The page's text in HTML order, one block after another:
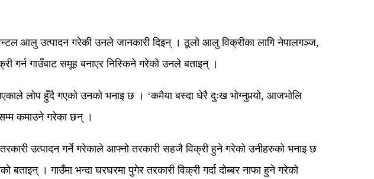
आलु उत्पादन गरेकी उनले जानकारी दिइन् । ठूलो आलु विक्रीका लागि नेपालगञ्ज,
गर्न गाउँबाट समूह बनाएर निस्किने गरेको उनले बताइन् ।
लोप हुँदै गएको उनको भनाइ छ । ‘कमैया बस्दा धेरै दुःख भोग्नुपर्‍यो, आजभोलि
कमाउने गरेका छन् ।
उत्पादन गर्ने गरेकाले आफ्नो तरकारी सहजै विक्री हुने गरेको उनीहरुको भनाइ छ
। गाउँमा भन्दा घरघरमा पुगेर तरकारी विक्री गर्दा दोब्बर नाफा हुने गरेको